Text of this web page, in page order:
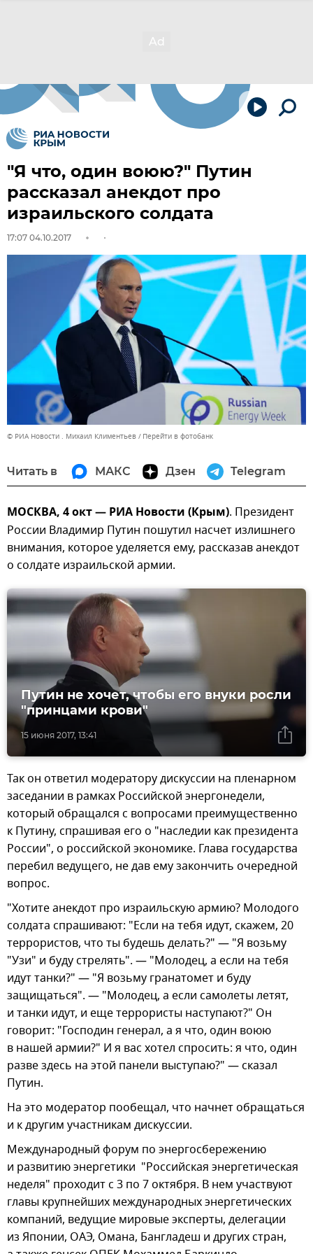
"Я что, один воюю?" Путин
рассказал анекдот про
израильского солдата
17:07 04.10.2017
© РИА Новости . Михаил Климентьев Перейти в фотобанк
Читать в МАКС Дзен Telegram
МОСКВА, 4 окт — РИА Новости (Крым). Президент
России Владимир Путин пошутил насчет излишнего
внимания, которое уделяется ему, рассказав анекдот
о солдате израильской армии.
15 июня 2017, 13:41
Путин не хочет, чтобы его внуки росли
"принцами крови"
Так он ответил модератору дискуссии на пленарном
заседании в рамках Российской энергонедели,
который обращался с вопросами преимущественно
к Путину, спрашивая его о "наследии как президента
России", о российской экономике. Глава государства
перебил ведущего, не дав ему закончить очередной
вопрос.
"Хотите анекдот про израильскую армию? Молодого
солдата спрашивают: "Если на тебя идут, скажем, 20
террористов, что ты будешь делать?" — "Я возьму
"Узи" и буду стрелять". — "Молодец, а если на тебя
идут танки?" — "Я возьму гранатомет и буду
защищаться". — "Молодец, а если самолеты летят,
и танки идут, и еще террористы наступают?" Он
говорит: "Господин генерал, а я что, один воюю
в нашей армии?" И я вас хотел спросить: я что, один
разве здесь на этой панели выступаю?" — сказал
Путин.
На это модератор пообещал, что начнет обращаться
и к другим участникам дискуссии.
Международный форум по энергосбережению
и развитию энергетики "Российская энергетическая
неделя" проходит с 3 по 7 октября. В нем участвуют
главы крупнейших международных энергетических
компаний, ведущие мировые эксперты, делегации
из Японии, ОАЭ, Омана, Бангладеш и других стран,